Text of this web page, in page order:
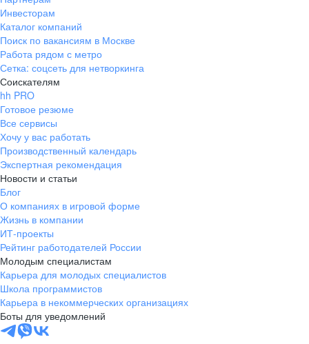
Инвесторам
Каталог компаний
Поиск по вакансиям в Москве
Работа рядом с метро
Сетка: соцсеть для нетворкинга
Соискателям
hh PRO
Готовое резюме
Все сервисы
Хочу у вас работать
Производственный календарь
Экспертная рекомендация
Новости и статьи
Блог
О компаниях в игровой форме
Жизнь в компании
ИТ-проекты
Рейтинг работодателей России
Молодым специалистам
Карьера для молодых специалистов
Школа программистов
Карьера в некоммерческих организациях
Боты для уведомлений